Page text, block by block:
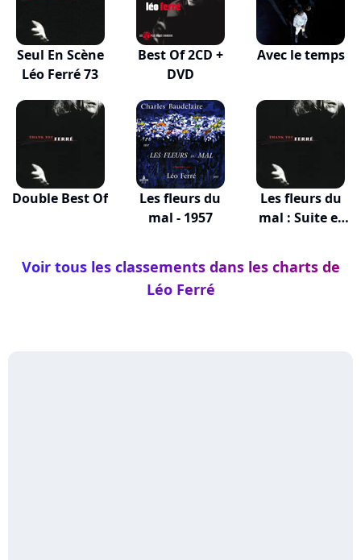
Seul En Scène
Léo Ferré 73
Best Of 2CD +
DVD
Avec le temps
Double Best Of
Les fleurs du
mal - 1957
Les fleurs du
mal : Suite et
Voir tous les classements dans les charts de
Léo Ferré